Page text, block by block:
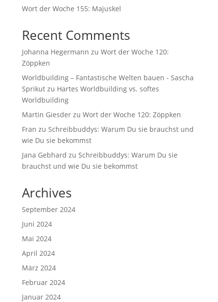
Wort der Woche 155: Majuskel
Recent Comments
Johanna Hegermann zu Wort der Woche 120:
Zöppken
Worldbuilding – Fantastische Welten bauen - Sascha
Sprikutzu Hartes Worldbuilding vs. softes
Worldbuilding
Martin Giesderzu Wort der Woche 120: Zöppken
Fran zu Schreibbuddys: Warum Du sie brauchst und
wie Du sie bekommst
Jana Gebhard zu Schreibbuddys: Warum Du sie
brauchst und wie Du sie bekommst
Archives
September 2024
Juni 2024
Mai 2024
April 2024
März 2024
Februar 2024
Januar 2024